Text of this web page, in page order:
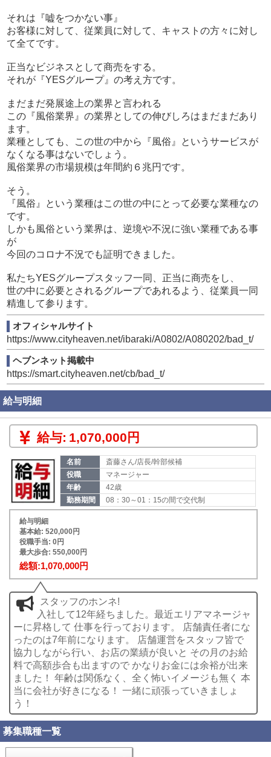
それは『嘘をつかない事』
お客様に対して、従業員に対して、キャストの方々に対し
て全てです。
正当なビジネスとして商売をする。
それが『YESグループ』の考え方です。
まだまだ発展途上の業界と言われる
この『風俗業界』の業界としての伸びしろはまだまだあり
ます。
業種としても、この世の中から『風俗』というサービスが
なくなる事はないでしょう。
風俗業界の市場規模は年間約６兆円です。
そう。
『風俗』という業種はこの世の中にとって必要な業種なの
です。
しかも風俗という業界は、逆境や不況に強い業種である事
が
今回のコロナ不況でも証明できました。
私たちYESグループスタッフ一同、正当に商売をし、
世の中に必要とされるグループであれるよう、従業員一同
精進して参ります。
オフィシャルサイト
https://www.cityheaven.net/ibaraki/A0802/A080202/bad_t/
ヘブンネット掲載中
https://smart.cityheaven.net/cb/bad_t/
給与明細
給与: 1,070,000円
名前
斎藤さん/店長/幹部候補
役職
マネージャー
年齢
42歳
勤務期間
08：30～01：15の間で交代制
給与明細
基本給: 520,000円
役職手当: 0円
最大歩合: 550,000円
総額:1,070,000円
スタッフのホンネ!
入社して12年経ちました。最近エリアマネージャ
ーに昇格して 仕事を行っております。 店舗責任者にな
ったのは7年前になります。 店舗運営をスタッフ皆で
協力しながら行い、お店の業績が良いと その月のお給
料で高額歩合も出ますので かなりお金には余裕が出来
ました！ 年齢は関係なく、全く怖いイメージも無く 本
当に会社が好きになる！ 一緒に頑張っていきましょ
う！
募集職種一覧